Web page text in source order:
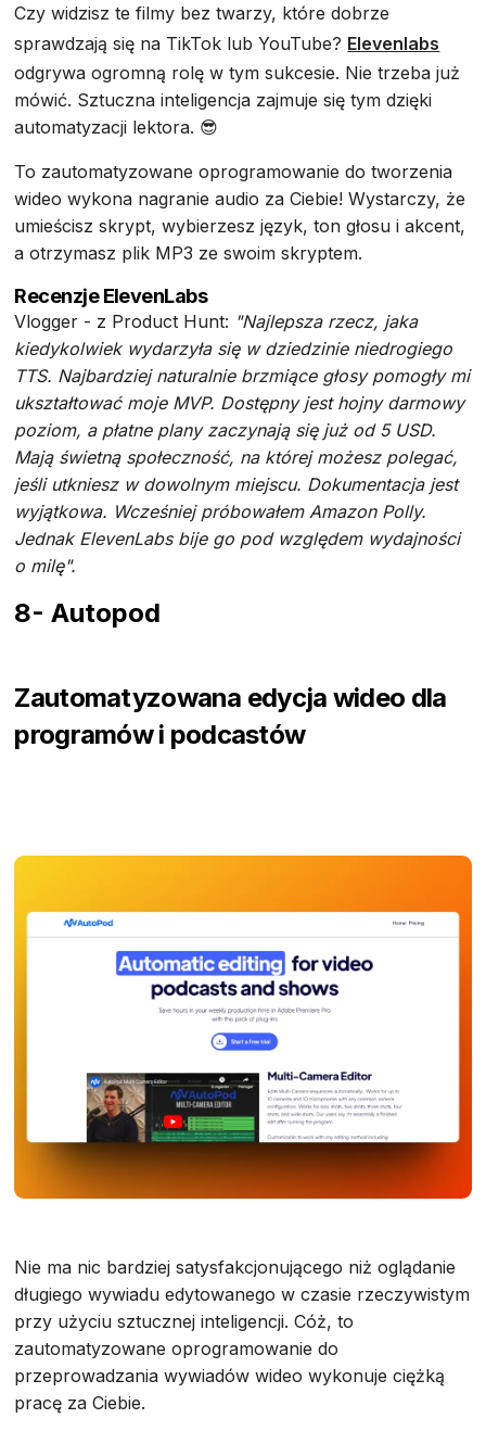
Czy widzisz te filmy bez twarzy, które dobrze
sprawdzają się na TikTok lub YouTube? Elevenlabs
odgrywa ogromną rolę w tym sukcesie. Nie trzeba już
mówić. Sztuczna inteligencja zajmuje się tym dzięki
automatyzacji lektora. 😎
To zautomatyzowane oprogramowanie do tworzenia
wideo wykona nagranie audio za Ciebie! Wystarczy, że
umieścisz skrypt, wybierzesz język, ton głosu i akcent,
a otrzymasz plik MP3 ze swoim skryptem.
Recenzje ElevenLabs
Vlogger - z Product Hunt: "Najlepsza rzecz, jaka
kiedykolwiek wydarzyła się w dziedzinie niedrogiego
TTS. Najbardziej naturalnie brzmiące głosy pomogły mi
ukształtować moje MVP. Dostępny jest hojny darmowy
poziom, a płatne plany zaczynają się już od 5 USD.
Mają świetną społeczność, na której możesz polegać,
jeśli utkniesz w dowolnym miejscu. Dokumentacja jest
wyjątkowa. Wcześniej próbowałem Amazon Polly.
Jednak ElevenLabs bije go pod względem wydajności
o milę".
8- Autopod
Zautomatyzowana edycja wideo dla
programów i podcastów
Nie ma nic bardziej satysfakcjonującego niż oglądanie
długiego wywiadu edytowanego w czasie rzeczywistym
przy użyciu sztucznej inteligencji. Cóż, to
zautomatyzowane oprogramowanie do
przeprowadzania wywiadów wideo wykonuje ciężką
pracę za Ciebie.